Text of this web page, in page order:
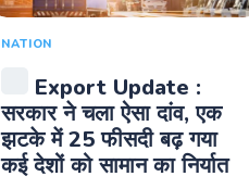
NATION
Export Update :
सरकार ने चला ऐसा दांव, एक
झटके में 25 फीसदी बढ़ गया
कई देशों को सामान का निर्यात